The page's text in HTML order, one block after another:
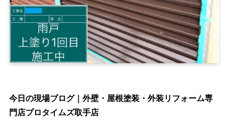
今日の現場ブログ｜外壁・屋根塗装・外装リフォーム専
門店プロタイムズ取手店